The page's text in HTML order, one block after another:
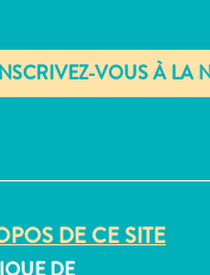
DE CE SITE